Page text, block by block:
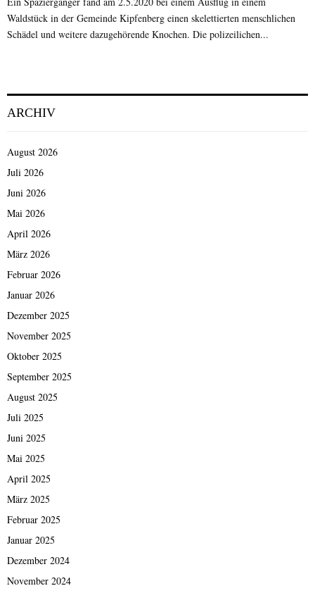
Waldstück in der Gemeinde Kipfenberg einen skelettierten menschlichen
Schädel und weitere dazugehörende Knochen. Die polizeilichen...
ARCHIV
August 2026
Juli 2026
Juni 2026
Mai 2026
April 2026
März 2026
Februar 2026
Januar 2026
Dezember 2025
November 2025
Oktober 2025
September 2025
August 2025
Juli 2025
Juni 2025
Mai 2025
April 2025
März 2025
Februar 2025
Januar 2025
Dezember 2024
November 2024